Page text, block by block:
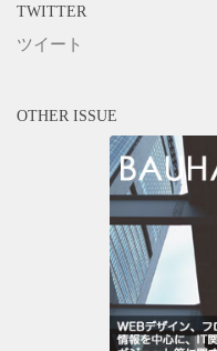
TWITTER
ツイート
OTHER ISSUE